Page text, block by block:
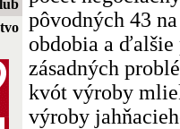
pôvodných 43
obdobia a
zásadných
kvót výroby
výroby